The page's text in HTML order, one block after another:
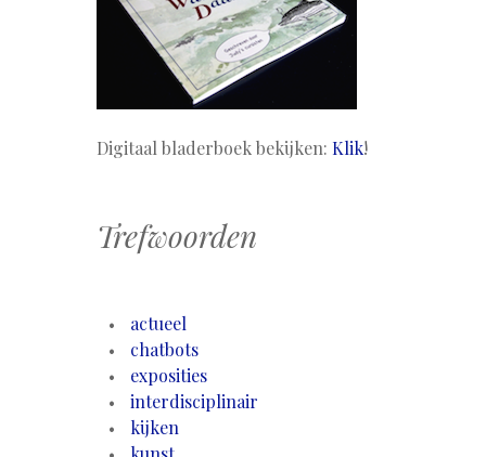
Digitaal bladerboek bekijken: Klik!
Trefwoorden
actueel
chatbots
exposities
interdisciplinair
kijken